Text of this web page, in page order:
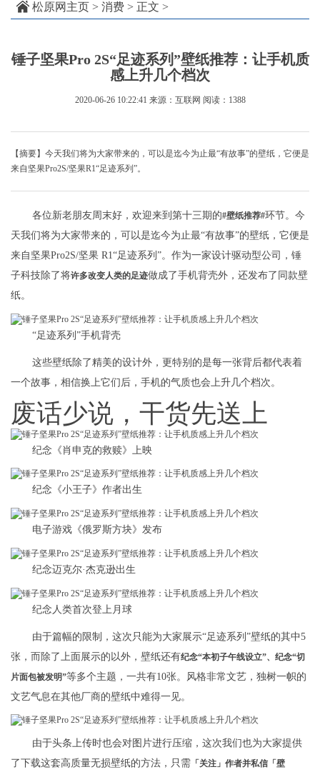
松原网主页 > 消费 > 正文 >
锤子坚果Pro 2S“足迹系列”壁纸推荐：让手机质
感上升几个档次
2020-06-26 10:22:41 来源：互联网 阅读：1388
【摘要】今天我们将为大家带来的，可以是迄今为止最“有故事”的壁纸，它便是
来自坚果Pro2S/坚果R1“足迹系列”。
各位新老朋友周末好，欢迎来到第十三期的#壁纸推荐#环节。今
天我们将为大家带来的，可以是迄今为止最“有故事”的壁纸，它便是
来自坚果Pro2S/坚果 R1“足迹系列”。作为一家设计驱动型公司，锤
子科技除了将许多改变人类的足迹做成了手机背壳外，还发布了同款壁
纸。
“足迹系列”手机背壳
这些壁纸除了精美的设计外，更特别的是每一张背后都代表着
一个故事，相信换上它们后，手机的气质也会上升几个档次。
废话少说，干货先送上
纪念《肖申克的救赎》上映
纪念《小王子》作者出生
电子游戏《俄罗斯方块》发布
纪念迈克尔·杰克逊出生
纪念人类首次登上月球
由于篇幅的限制，这次只能为大家展示“足迹系列”壁纸的其中5
张，而除了上面展示的以外，壁纸还有纪念“本初子午线设立”、纪念“切
片面包被发明”等多个主题，一共有10张。风格非常文艺，独树一帜的
文艺气息在其他厂商的壁纸中难得一见。
由于头条上传时也会对图片进行压缩，这次我们也为大家提供
了下载这套高质量无损壁纸的方法，只需 「关注」作者并私信「壁